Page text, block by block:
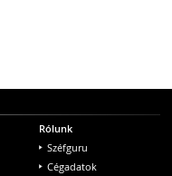
Rólunk
Széfguru
Cégadatok